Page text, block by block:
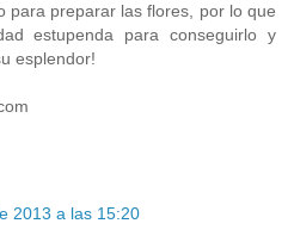
para preparar las flores, por lo que
estupenda para conseguirlo y
esplendor!
2013 a las 15:20